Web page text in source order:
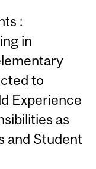
:
in
to
Experience
as
and Student